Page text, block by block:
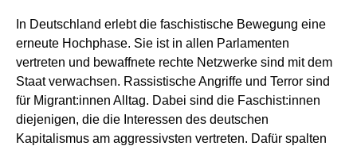
In Deutschland erlebt die faschistische Bewegung eine
erneute Hochphase. Sie ist in allen Parlamenten
vertreten und bewaffnete rechte Netzwerke sind mit dem
Staat verwachsen. Rassistische Angriffe und Terror sind
für Migrant:innen Alltag. Dabei sind die Faschist:innen
diejenigen, die die Interessen des deutschen
Kapitalismus am aggressivsten vertreten. Dafür spalten